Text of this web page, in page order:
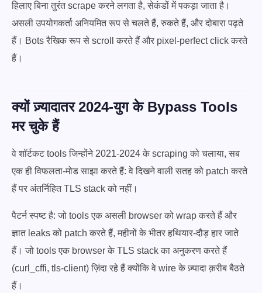
हिलाए बिना तुरंत scrape करने लगता है, सेकंडों में पकड़ा जाता है।
असली उपयोगकर्ता अनियमित रूप से चलते हैं, रुकते हैं, और दोबारा पढ़ते
हैं। Bots रैखिक रूप से scroll करते हैं और pixel-perfect click करते
हैं।
क्यों ज़्यादातर 2024-युग के Bypass Tools
मर चुके हैं
वे शॉर्टकट tools जिन्होंने 2021-2024 के scraping को चलाया, सब
एक ही विफलता-मोड साझा करते हैं: वे दिखने वाली सतह को patch करते
हैं पर अंतर्निहित TLS stack को नहीं।
पैटर्न स्पष्ट है: जो tools एक असली browser को wrap करते हैं और
ज्ञात leaks को patch करते हैं, महीनों के भीतर हथियार-दौड़ हार जाते
हैं। जो tools एक browser के TLS stack का अनुकरण करते हैं
(curl_cffi, tls-client) ज़िंदा रहे हैं क्योंकि वे wire के ज़्यादा क़रीब बैठते
हैं।